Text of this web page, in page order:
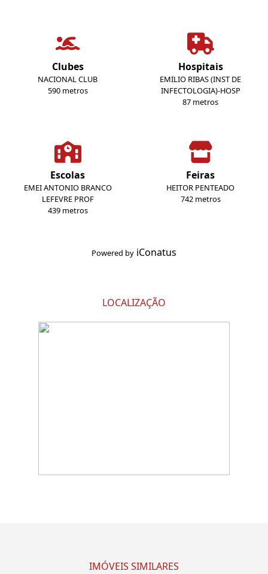
Clubes
NACIONAL CLUB
590 metros
Hospitais
EMILIO RIBAS (INST DE
INFECTOLOGIA)-HOSP
87 metros
Escolas
EMEI ANTONIO BRANCO
LEFEVRE PROF
439 metros
Feiras
HEITOR PENTEADO
742 metros
Powered by iConatus
LOCALIZAÇÃO
IMÓVEIS SIMILARES